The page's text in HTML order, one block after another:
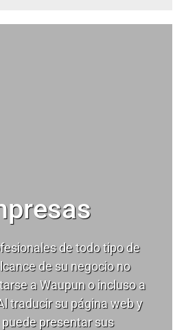
de todo tipo de
de su negocio no
a Waupun o incluso a
traducir su página web y
presentar sus